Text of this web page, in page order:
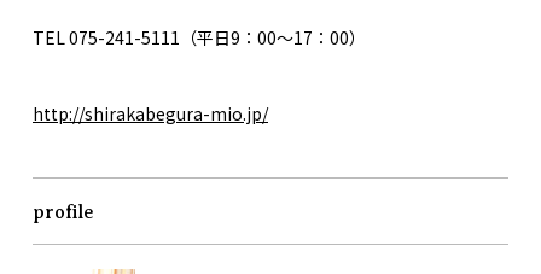
TEL 075-241-5111（平日9：00～17：00）
http://shirakabegura-mio.jp/
profile